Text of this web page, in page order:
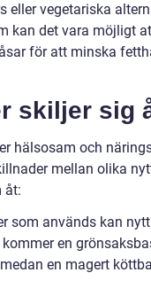
eller vegetariska
kan det vara möjligt
för att minska
skiljer sig
hälsosam och
mellan olika
åt:
som används kan
en
en magert